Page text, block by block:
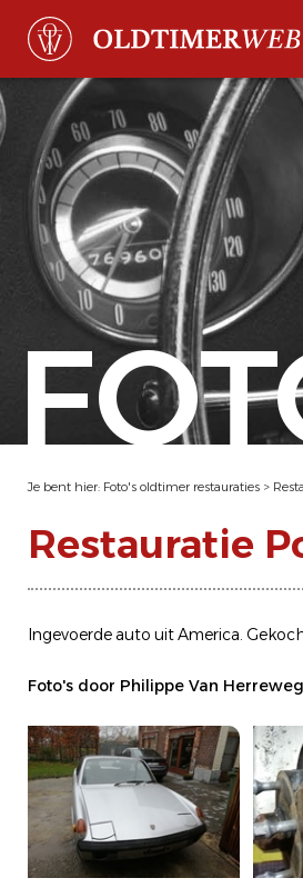
Je bent hier: Foto's oldtimer restauraties >
Restauratie
Ingevoerde auto uit America.
Foto's door Philippe Van